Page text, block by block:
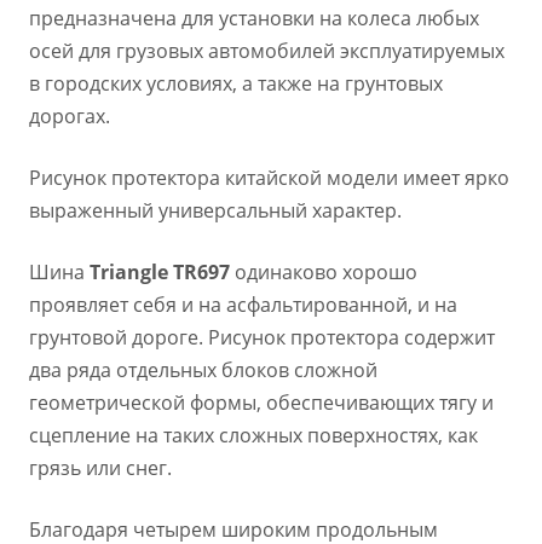
предназначена для установки на колеса любых
осей для грузовых автомобилей эксплуатируемых
в городских условиях, а также на грунтовых
дорогах.
Рисунок протектора китайской модели имеет ярко
выраженный универсальный характер.
Шина Triangle TR697 одинаково хорошо
проявляет себя и на асфальтированной, и на
грунтовой дороге. Рисунок протектора содержит
два ряда отдельных блоков сложной
геометрической формы, обеспечивающих тягу и
сцепление на таких сложных поверхностях, как
грязь или снег.
Благодаря четырем широким продольным